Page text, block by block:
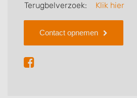
Terugbelverzoek:
Klik hier
Contact opnemen